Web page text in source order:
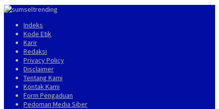
Indeks
Kode Etik
Karir
Redaksi
Privacy Policy
Disclaimer
Tentang Kami
Kontak Kami
Form Pengaduan
Pedoman Media Siber